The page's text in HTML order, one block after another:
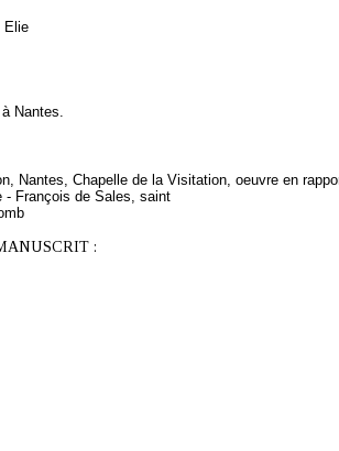
Elie
Nantes.
Nantes, Chapelle de la Visitation, oeuvre en
- François de Sales, saint
: